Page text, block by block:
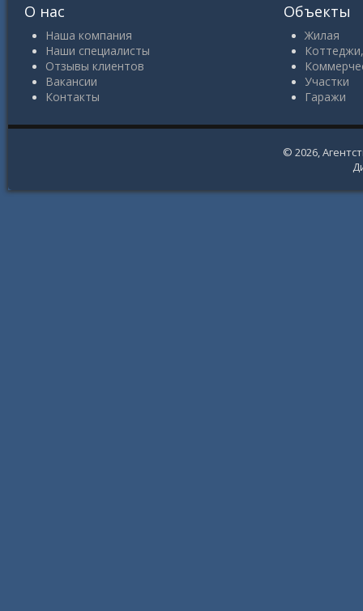
О нас
Наша компания
Наши специалисты
Отзывы клиентов
Вакансии
Контакты
Объекты
Жилая
Участки
Гаражи
© 2026,